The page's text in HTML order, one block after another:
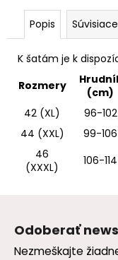
Popis
K šatám je k
Rozmery
(cm)
42 (XL)
96-102
44 (XXL)
99-106
46
(XXXL)
106-114
Odoberať
Nezmeškajte